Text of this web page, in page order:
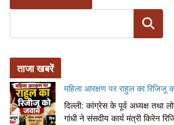
Search
ताजा खबरें
महिला आरक्षण पर राहुल का रिजिजू
दिल्ली: कांग्रेस के पूर्व अध्यक्ष तथा
गांधी ने संसदीय कार्य मंत्री किरेन